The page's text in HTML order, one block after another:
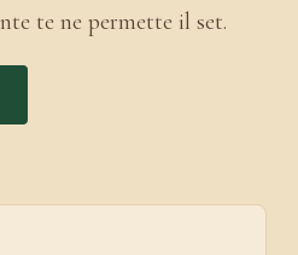
te ne permette il set.